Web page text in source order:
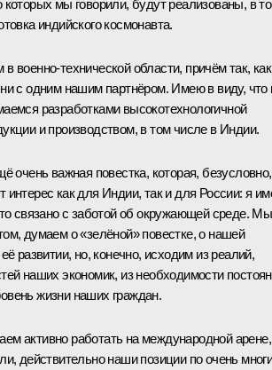
которых мы говорили, будут реализованы, в
индийского космонавта.
военно-технической области, причём так, как
с одним нашим партнёром. Имею в виду,
разработками высокотехнологичной
и производством, в том числе в Индии.
очень важная повестка, которая, безусловно,
интерес как для Индии, так и для России: я
связано с заботой об окружающей среде. Мы
думаем о «зелёной» повестке, о нашей
развитии, но, конечно, исходим из реалий,
наших экономик, из необходимости
жизни наших граждан.
активно работать на международной
действительно наши позиции по очень